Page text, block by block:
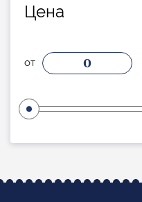
Цена
от 0